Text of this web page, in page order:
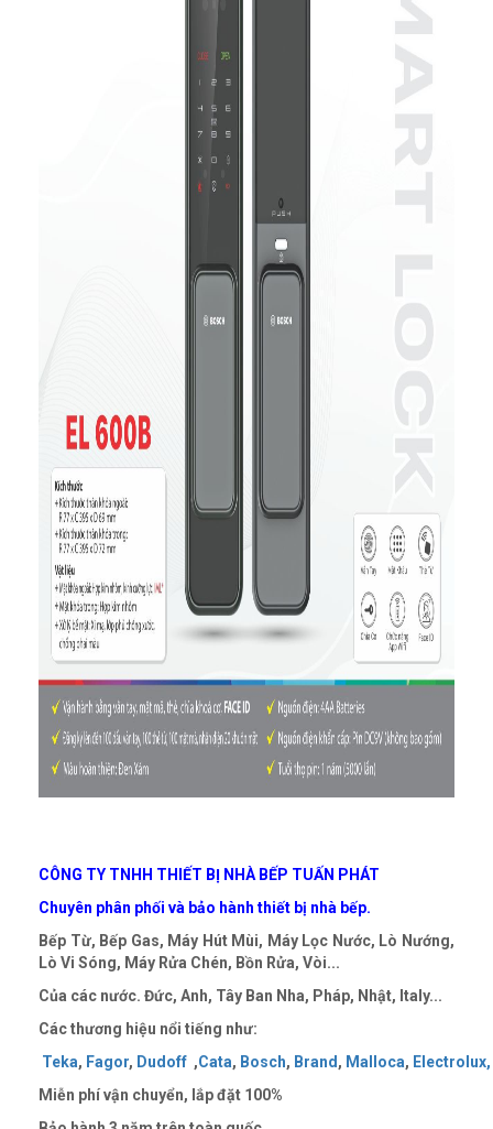
CÔNG TY TNHH THIẾT BỊ NHÀ BẾP TUẤN PHÁT
Chuyên phân phối và bảo hành thiết bị nhà bếp.
Bếp Từ, Bếp Gas, Máy Hút Mùi, Máy Lọc Nước, Lò Nướng,
Lò Vi Sóng, Máy Rửa Chén, Bồn Rửa, Vòi...
Của các nước. Đức, Anh, Tây Ban Nha, Pháp, Nhật, Italy...
Các thương hiệu nổi tiếng như:
Teka, Fagor, Dudoff ,Cata, Bosch, Brand, Malloca, Electrolux,
Miễn phí vận chuyển, lắp đặt 100%